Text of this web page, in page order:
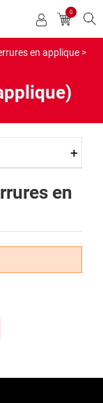
0
en applique >
en